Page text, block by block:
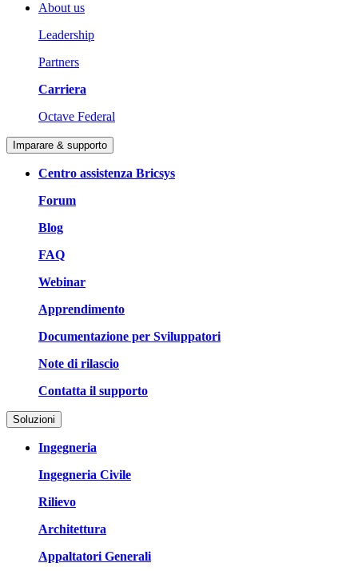
About us
Leadership
Partners
Carriera
Octave Federal
Imparare & supporto
Centro assistenza Bricsys
Forum
Blog
FAQ
Webinar
Apprendimento
Documentazione per Sviluppatori
Note di rilascio
Contatta il supporto
Soluzioni
Ingegneria
Ingegneria Civile
Rilievo
Architettura
Appaltatori Generali